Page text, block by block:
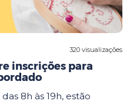
320 visualizações
inscrições para
8h às 19h, estão